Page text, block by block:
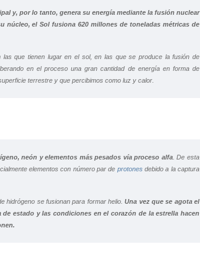
y, por lo tanto, genera su energía mediante la fusión nuclear
núcleo, el Sol fusiona 620 millones de toneladas métricas de
las que tienen lugar en el sol, en las que se produce la fusión de
en el proceso una gran cantidad de energía en forma de
terrestre y que percibimos como luz y calor.
neón y elementos más pesados vía proceso alfa. De esta
elementos con número par de protonesdebido a la captura
hidrógeno se fusionan para formar helio.Una vez que se agota el
estado y las condiciones en el corazón de la estrella hacen